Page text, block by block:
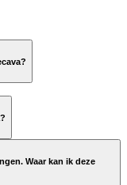
Waar kan ik deze